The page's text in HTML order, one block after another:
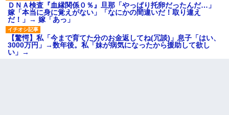
ＤＮＡ検査『血縁関係０％』旦那「やっぱり托卵だったんだ…」
嫁「本当に身に覚えがない」「なにかの間違いだ！取り違え
だ！」→ 嫁「あっ」
【驚愕】私「今まで育てた分のお金返してね(冗談)」息子「はい、
3000万円」→数年後。私「妹が病気になったから援助して欲し
い」→